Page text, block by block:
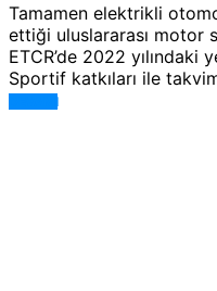
Tamamen elektrikli
ettiği uluslararası motor
ETCR’de 2022 yılındaki
Sportif katkıları ile
DEVAMI